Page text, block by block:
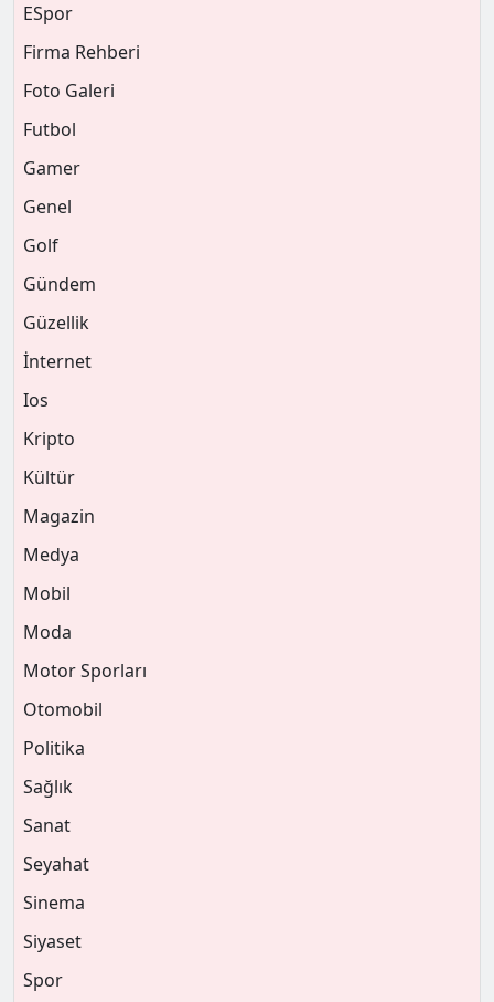
ESpor
Firma Rehberi
Foto Galeri
Futbol
Gamer
Genel
Golf
Gündem
Güzellik
İnternet
Ios
Kripto
Kültür
Magazin
Medya
Mobil
Moda
Motor Sporları
Otomobil
Politika
Sağlık
Sanat
Seyahat
Sinema
Siyaset
Spor